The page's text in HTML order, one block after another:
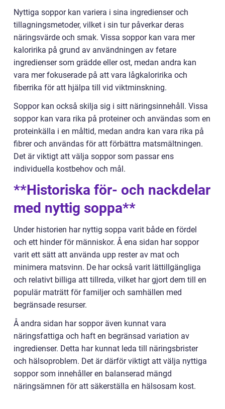
Nyttiga soppor kan variera i sina ingredienser och
tillagningsmetoder, vilket i sin tur påverkar deras
näringsvärde och smak. Vissa soppor kan vara mer
kaloririka på grund av användningen av fetare
ingredienser som grädde eller ost, medan andra kan
vara mer fokuserade på att vara lågkaloririka och
fiberrika för att hjälpa till vid viktminskning.
Soppor kan också skilja sig i sitt näringsinnehåll. Vissa
soppor kan vara rika på proteiner och användas som en
proteinkälla i en måltid, medan andra kan vara rika på
fibrer och användas för att förbättra matsmältningen.
Det är viktigt att välja soppor som passar ens
individuella kostbehov och mål.
**Historiska för- och nackdelar
med nyttig soppa**
Under historien har nyttig soppa varit både en fördel
och ett hinder för människor. Å ena sidan har soppor
varit ett sätt att använda upp rester av mat och
minimera matsvinn. De har också varit lättillgängliga
och relativt billiga att tillreda, vilket har gjort dem till en
populär maträtt för familjer och samhällen med
begränsade resurser.
Å andra sidan har soppor även kunnat vara
näringsfattiga och haft en begränsad variation av
ingredienser. Detta har kunnat leda till näringsbrister
och hälsoproblem. Det är därför viktigt att välja nyttiga
soppor som innehåller en balanserad mängd
näringsämnen för att säkerställa en hälsosam kost.